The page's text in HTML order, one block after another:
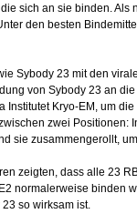
sich an sie binden. Als
den besten
Sybody 23 mit den
von Sybody 23 an
Institutet Kryo-EM, um
zwei Positionen:
sie zusammengerollt,
zeigten, dass alle 23
normalerweise binden
so wirksam ist.